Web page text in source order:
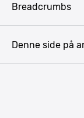
Breadcrumbs
Denne side på